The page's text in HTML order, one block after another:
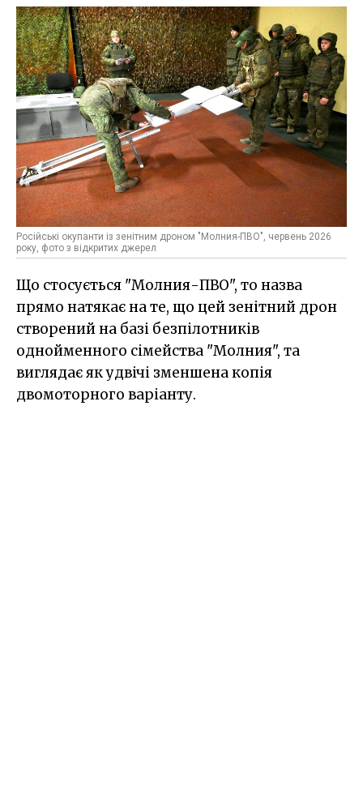
Російські окупанти із зенітним дроном "Молния-ПВО", червень 2026
року, фото з відкритих джерел
Що стосується "Молния-ПВО", то назва
прямо натякає на те, що цей зенітний дрон
створений на базі безпілотників
однойменного сімейства "Молния", та
виглядає як удвічі зменшена копія
двомоторного варіанту.